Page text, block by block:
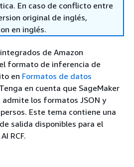
En caso de conflicto entre
original de inglés,
en inglés.
de Amazon
formato de inferencia de
en Formatos de datos
en cuenta que SageMaker
admite los formatos JSON y
Este tema contiene una
salida disponibles para el
RCF.